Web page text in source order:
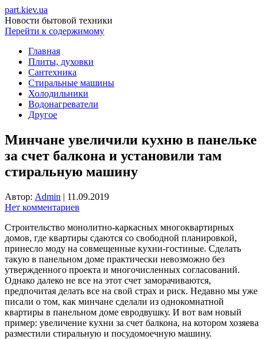
part.kiev.ua
Новости бытовой техники
Перейти к содержимому
Главная
Плиты, духовки
Сантехника
Стиральные машины
Холодильники
Водонагреватели
Другое
Минчане увеличили кухню в панельке
за счет балкона и установили там
стиральную машину
Автор: Admin | 11.09.2019
Нет комментариев
Строительство монолитно-каркасных многоквартирных
домов, где квартиры сдаются со свободной планировкой,
принесло моду на совмещенные кухни-гостиные. Сделать
такую в панельном доме практически невозможно без
утвержденного проекта и многочисленных согласований.
Однако далеко не все на этот счет заморачиваются,
предпочитая делать все на свой страх и риск. Недавно мы уже
писали о том, как минчане сделали из однокомнатной
квартиры в панельном доме евродвушку. И вот вам новый
пример: увеличение кухни за счет балкона, на котором хозяева
разместили стиральную и посудомоечную машину.